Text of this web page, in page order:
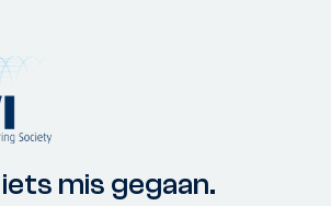
mis gegaan.